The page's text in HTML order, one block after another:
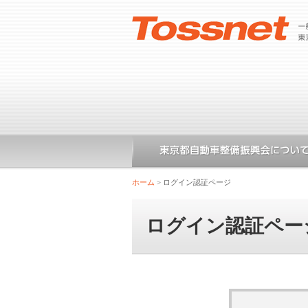
ホーム > ログイン認証ページ
ログイン認証ペー